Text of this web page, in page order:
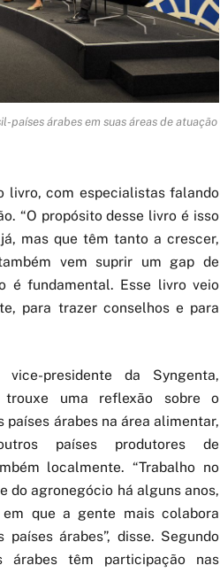
países árabes em suas áreas de atuação
livro, com especialistas falando
“O propósito desse livro é isso
mas que têm tanto a crescer,
vem suprir um gap de
é fundamental. Esse livro veio
para trazer conselhos e para
presidente da Syngenta,
trouxe uma reflexão sobre o
países árabes na área alimentar,
países produtores de
localmente. “Trabalho no
do agronegócio há alguns anos,
que a gente mais colabora
árabes”, disse. Segundo
árabes têm participação nas